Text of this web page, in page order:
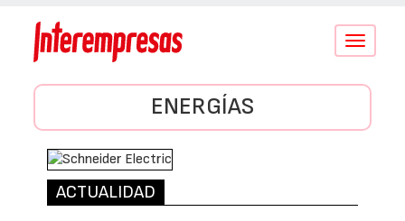
Conmutar
ENERGÍAS
ACTUALIDAD